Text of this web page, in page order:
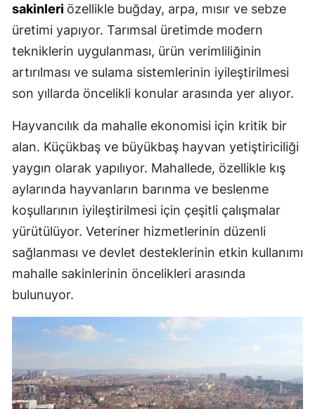
sakinleri özellikle buğday, arpa, mısır ve sebze
üretimi yapıyor. Tarımsal üretimde modern
tekniklerin uygulanması, ürün verimliliğinin
artırılması ve sulama sistemlerinin iyileştirilmesi
son yıllarda öncelikli konular arasında yer alıyor.
Hayvancılık da mahalle ekonomisi için kritik bir
alan. Küçükbaş ve büyükbaş hayvan yetiştiriciliği
yaygın olarak yapılıyor. Mahallede, özellikle kış
aylarında hayvanların barınma ve beslenme
koşullarının iyileştirilmesi için çeşitli çalışmalar
yürütülüyor. Veteriner hizmetlerinin düzenli
sağlanması ve devlet desteklerinin etkin kullanımı
mahalle sakinlerinin öncelikleri arasında
bulunuyor.